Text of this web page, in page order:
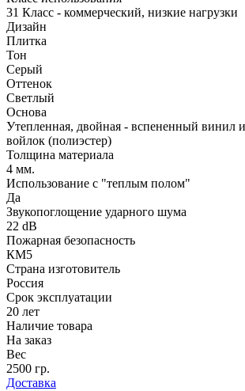
31 Класс - коммерческий, низкие нагрузки
Дизайн
Плитка
Тон
Серый
Оттенок
Светлый
Основа
Утепленная, двойная - вспененный винил
войлок (полиэстер)
Толщина материала
4 мм.
Использование с "теплым полом"
Да
Звукопоглощение ударного шума
22 dB
Пожарная безопасность
КМ5
Страна изготовитель
Россия
Срок эксплуатации
20 лет
Наличие товара
На заказ
Вес
2500 гр.
Доставка